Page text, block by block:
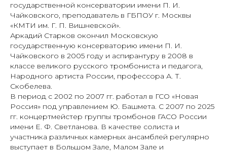
государственной консерватории имени П. И.
Чайковского, преподаватель в ГБПОУ г. Москвы
«КМТИ им. Г. П. Вишневской».
Аркадий Старков окончил Московскую
государственную консерваторию имени П. И.
Чайковского в 2005 году и аспирантуру в 2008 в
классе великого русского тромбониста и педагога,
Народного артиста России, профессора А. Т.
Скобелева.
В период с 2002 по 2007 гг. работал в ГСО «Новая
Россия» под управлением Ю. Башмета. С 2007 по 2025
гг. концертмейстер группы тромбонов ГАСО России
имени Е. Ф. Светланова. В качестве солиста и
участника различных камерных ансамблей регулярно
выступает в Большом Зале, Малом Зале и